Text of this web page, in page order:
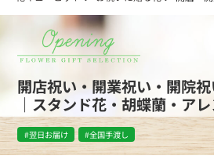
開店祝い・開業祝い・開院
｜スタンド花・胡蝶蘭・ア
#翌日お届け #全国手渡し